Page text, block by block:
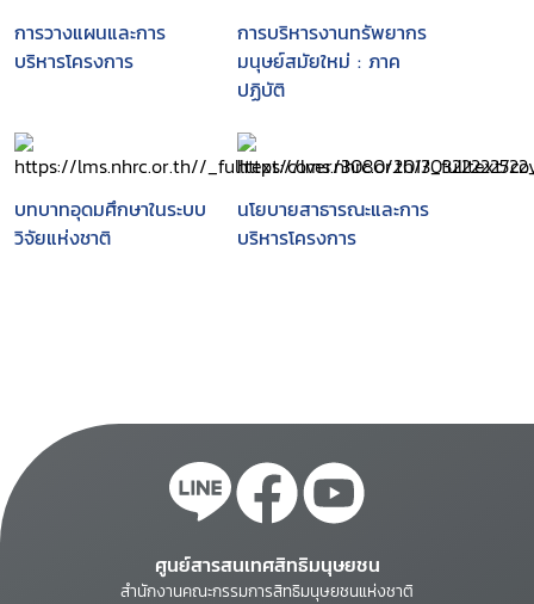
การวางแผนและการ
บริหารโครงการ
การบริหารงานทรัพยากร
มนุษย์สมัยใหม่ : ภาค
ปฏิบัติ
บทบาทอุดมศึกษาในระบบ
วิจัยแห่งชาติ
นโยบายสาธารณะและการ
บริหารโครงการ
ศูนย์สารสนเทศสิทธิมนุษยชน
สำนักงานคณะกรรมการสิทธิมนุษยชนแห่งชาติ